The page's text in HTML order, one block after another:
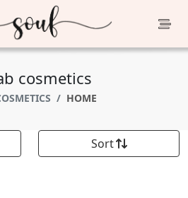
cosmetics
HOME
Sort